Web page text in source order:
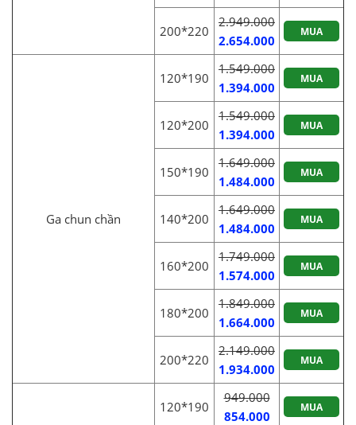
200*220
2.949.000
2.654.000
MUA
Ga chun chần
120*190
1.549.000
1.394.000
MUA
120*200
1.549.000
1.394.000
MUA
150*190
1.649.000
1.484.000
MUA
140*200
1.649.000
1.484.000
MUA
160*200
1.749.000
1.574.000
MUA
180*200
1.849.000
1.664.000
MUA
200*220
2.149.000
1.934.000
MUA
120*190
949.000
854.000
MUA